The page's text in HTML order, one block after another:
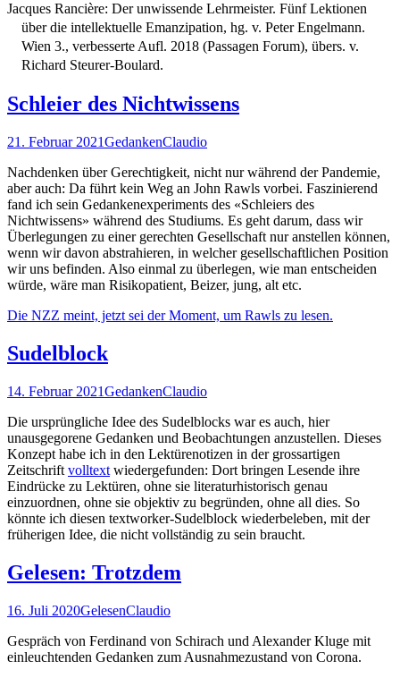
Jacques Rancière: Der unwissende Lehrmeister. Fünf Lektionen
über die intellektuelle Emanzipation, hg. v. Peter Engelmann.
Wien 3., verbesserte Aufl. 2018 (Passagen Forum), übers. v.
Richard Steurer-Boulard.
Schleier des Nichtwissens
21. Februar 2021GedankenClaudio
Nachdenken über Gerechtigkeit, nicht nur während der Pandemie,
aber auch: Da führt kein Weg an John Rawls vorbei. Faszinierend
fand ich sein Gedankenexperiments des «Schleiers des
Nichtwissens» während des Studiums. Es geht darum, dass wir
Überlegungen zu einer gerechten Gesellschaft nur anstellen können,
wenn wir davon abstrahieren, in welcher gesellschaftlichen Position
wir uns befinden. Also einmal zu überlegen, wie man entscheiden
würde, wäre man Risikopatient, Beizer, jung, alt etc.
Die NZZ meint, jetzt sei der Moment, um Rawls zu lesen.
Sudelblock
14. Februar 2021GedankenClaudio
Die ursprüngliche Idee des Sudelblocks war es auch, hier
unausgegorene Gedanken und Beobachtungen anzustellen. Dieses
Konzept habe ich in den Lektürenotizen in der grossartigen
Zeitschrift volltext wiedergefunden: Dort bringen Lesende ihre
Eindrücke zu Lektüren, ohne sie literaturhistorisch genau
einzuordnen, ohne sie objektiv zu begründen, ohne all dies. So
könnte ich diesen textworker-Sudelblock wiederbeleben, mit der
früherigen Idee, die nicht vollständig zu sein braucht.
Gelesen: Trotzdem
16. Juli 2020GelesenClaudio
Gespräch von Ferdinand von Schirach und Alexander Kluge mit
einleuchtenden Gedanken zum Ausnahmezustand von Corona.